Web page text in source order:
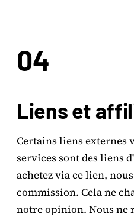
04
Liens et
Certains liens externes
services sont des liens
achetez via ce lien,
commission. Cela ne
notre opinion. Nous ne